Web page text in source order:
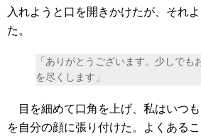
入れようと口を開きかけたが、それ
た。
「ありがとうございます。少しでも
を尽くします」
目を細めて口角を上げ、私はいつ
を自分の顔に張り付けた。よくある